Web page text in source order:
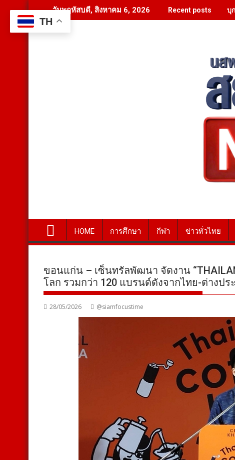
to
content
วันพฤหัสบดี, สิงหาคม 6, 2026 Recent posts บุ
HOME การศึกษา กีฬา ข่าวทั่วไทย
ขอนแก่น – เซ็นทรัลพัฒนา จัดงาน
โลก รวมกว่า 120 แบรนด์ดังจากไทย-ต่างปร
28/05/2026 @siamfocustime
TH